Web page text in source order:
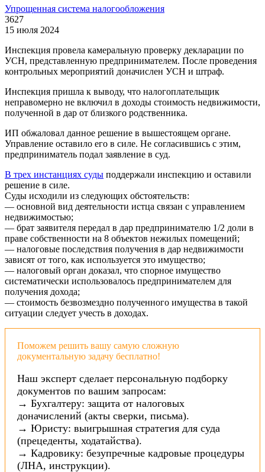
Упрощенная система налогообложения
3627
15 июля 2024
Инспекция провела камеральную проверку декларации по
УСН, представленную предпринимателем. После проведения
контрольных мероприятий доначислен УСН и штраф.
Инспекция пришла к выводу, что налогоплательщик
неправомерно не включил в доходы стоимость недвижимости,
полученной в дар от близкого родственника.
ИП обжаловал данное решение в вышестоящем органе.
Управление оставило его в силе. Не согласившись с этим,
предприниматель подал заявление в суд.
В трех инстанциях суды поддержали инспекцию и оставили
решение в силе.
Суды исходили из следующих обстоятельств:
— основной вид деятельности истца связан с управлением
недвижимостью;
— брат заявителя передал в дар предпринимателю 1/2 доли в
праве собственности на 8 объектов нежилых помещений;
— налоговые последствия получения в дар недвижимости
зависят от того, как используется это имущество;
— налоговый орган доказал, что спорное имущество
систематически использовалось предпринимателем для
получения дохода;
— стоимость безвозмездно полученного имущества в такой
ситуации следует учесть в доходах.
Поможем решить вашу самую сложную
документальную задачу бесплатно!
Наш эксперт сделает персональную подборку
документов по вашим запросам:
→ Бухгалтеру: защита от налоговых
доначислений (акты сверки, письма).
→ Юристу: выигрышная стратегия для суда
(прецеденты, ходатайства).
→ Кадровику: безупречные кадровые процедуры
(ЛНА, инструкции).